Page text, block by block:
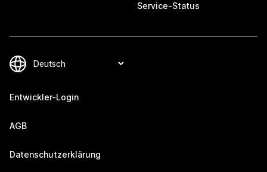
Service-Status
Entwickler-Login
AGB
Datenschutzerklärung